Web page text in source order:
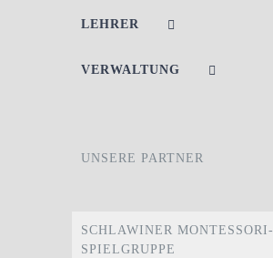
LEHRER
VERWALTUNG
UNSERE PARTNER
SCHLAWINER MONTESSORI-
SPIELGRUPPE